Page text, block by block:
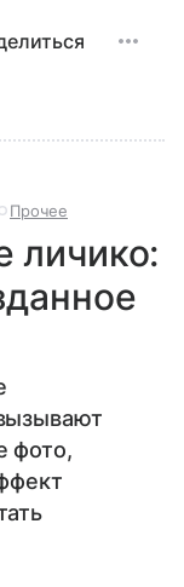
Прочее
личико:
фото,